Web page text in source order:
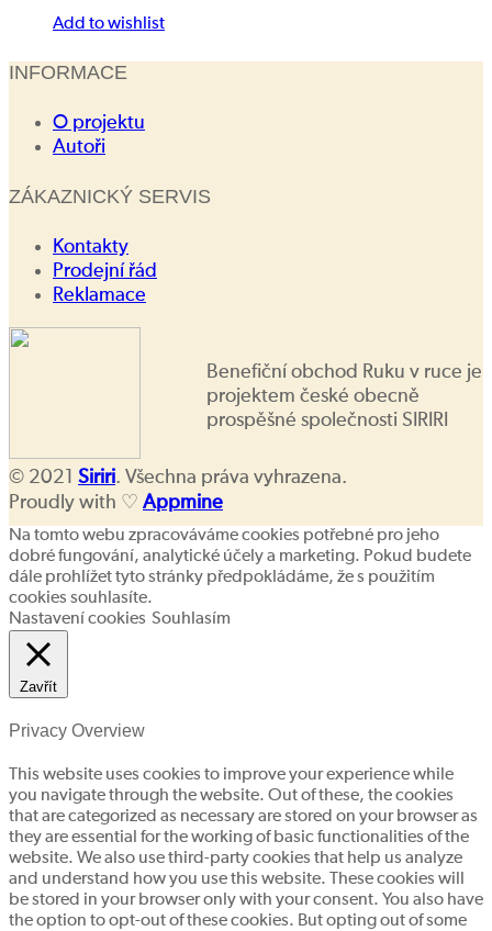
Add to wishlist
INFORMACE
O projektu
Autoři
ZÁKAZNICKÝ SERVIS
Kontakty
Prodejní řád
Reklamace
Benefiční obchod Ruku v ruce je
projektem české obecně
prospěšné společnosti SIRIRI
© 2021 Siriri. Všechna práva vyhrazena.
Proudly with ♡ Appmine
Na tomto webu zpracováváme cookies potřebné pro jeho
dobré fungování, analytické účely a marketing. Pokud budete
dále prohlížet tyto stránky předpokládáme, že s použitím
cookies souhlasíte.
Nastavení cookies Souhlasím
Zavřít
Privacy Overview
This website uses cookies to improve your experience while
you navigate through the website. Out of these, the cookies
that are categorized as necessary are stored on your browser as
they are essential for the working of basic functionalities of the
website. We also use third-party cookies that help us analyze
and understand how you use this website. These cookies will
be stored in your browser only with your consent. You also have
the option to opt-out of these cookies. But opting out of some